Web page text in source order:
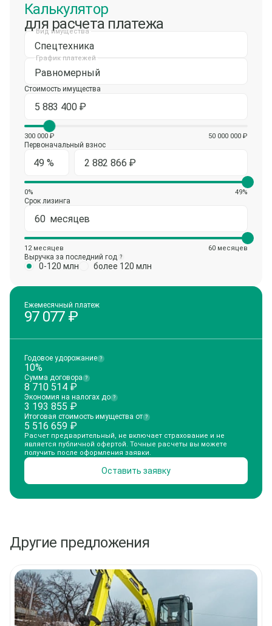
Калькулятор
для расчета платежа
Спецтехника
Вид имущества
Равномерный
График платежей
Стоимость имущества
300 000 ₽ 50 000 000 ₽
Первоначальный взнос
0% 49%
Срок лизинга
12 месяцев 60 месяцев
Выручка за последний год ?
0-120 млн более 120 млн
Ежемесячный платеж
97 077₽
Годовое удорожание ?
10%
Сумма договора ?
8 710 514 ₽
Экономия на налогах до ?
3 193 855 ₽
Итоговая стоимость имущества от ?
5 516 659 ₽
Расчет предварительный, не включает страхование и не
является публичной офертой. Точные расчеты вы можете
получить после оформления заявки.
Оставить заявку
Другие предложения